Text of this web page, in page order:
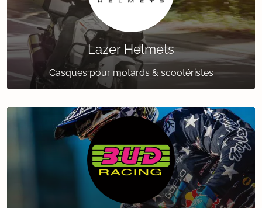
Lazer Helmets
Casques pour motards & scootéristes